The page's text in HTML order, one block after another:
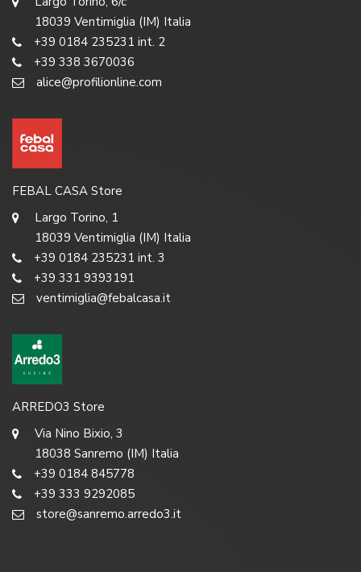
18039 Ventimiglia (IM) Italia
+39 0184 235231 int. 2
+39 338 3670036
alice@profilionline.com
FEBAL CASA Store
Largo Torino, 1
18039 Ventimiglia (IM) Italia
+39 0184 235231 int. 3
+39 331 9393191
ventimiglia@febalcasa.it
ARREDO3 Store
Via Nino Bixio, 3
18038 Sanremo (IM) Italia
+39 0184 845778
+39 333 9292085
store@sanremo.arredo3.it